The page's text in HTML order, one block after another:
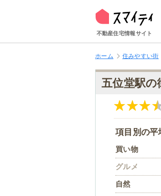
不動産住宅情報サイト
ホーム 住みやすい街
五位堂駅の
項目別の平
買い物
グルメ
自然